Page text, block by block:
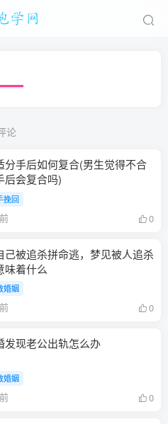
论
分手后如何复合(男生觉得不合
后会复合吗)
挽回
0
己被追杀拼命逃，梦见被人追杀
味着什么
婚姻
0
发现老公出轨怎么办
婚姻
0